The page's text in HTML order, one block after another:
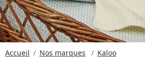
Accueil Nos marques Kaloo